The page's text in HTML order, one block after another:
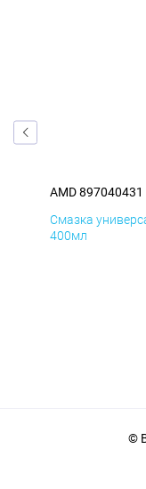
AMD 897040431
Смазка
400мл
©